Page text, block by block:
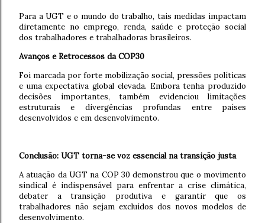
Para a UGT e o mundo do trabalho, tais medidas impactam
diretamente no emprego, renda, saúde e proteção social
dos trabalhadores e trabalhadoras brasileiros.
Avanços e Retrocessos da COP30
Foi marcada por forte mobilização social, pressões políticas
e uma expectativa global elevada. Embora tenha produzido
decisões importantes, também evidenciou limitações
estruturais e divergências profundas entre países
desenvolvidos e em desenvolvimento.
Conclusão: UGT torna-se voz essencial na transição justa
A atuação da UGT na COP 30 demonstrou que o movimento
sindical é indispensável para enfrentar a crise climática,
debater a transição produtiva e garantir que os
trabalhadores não sejam excluídos dos novos modelos de
desenvolvimento.